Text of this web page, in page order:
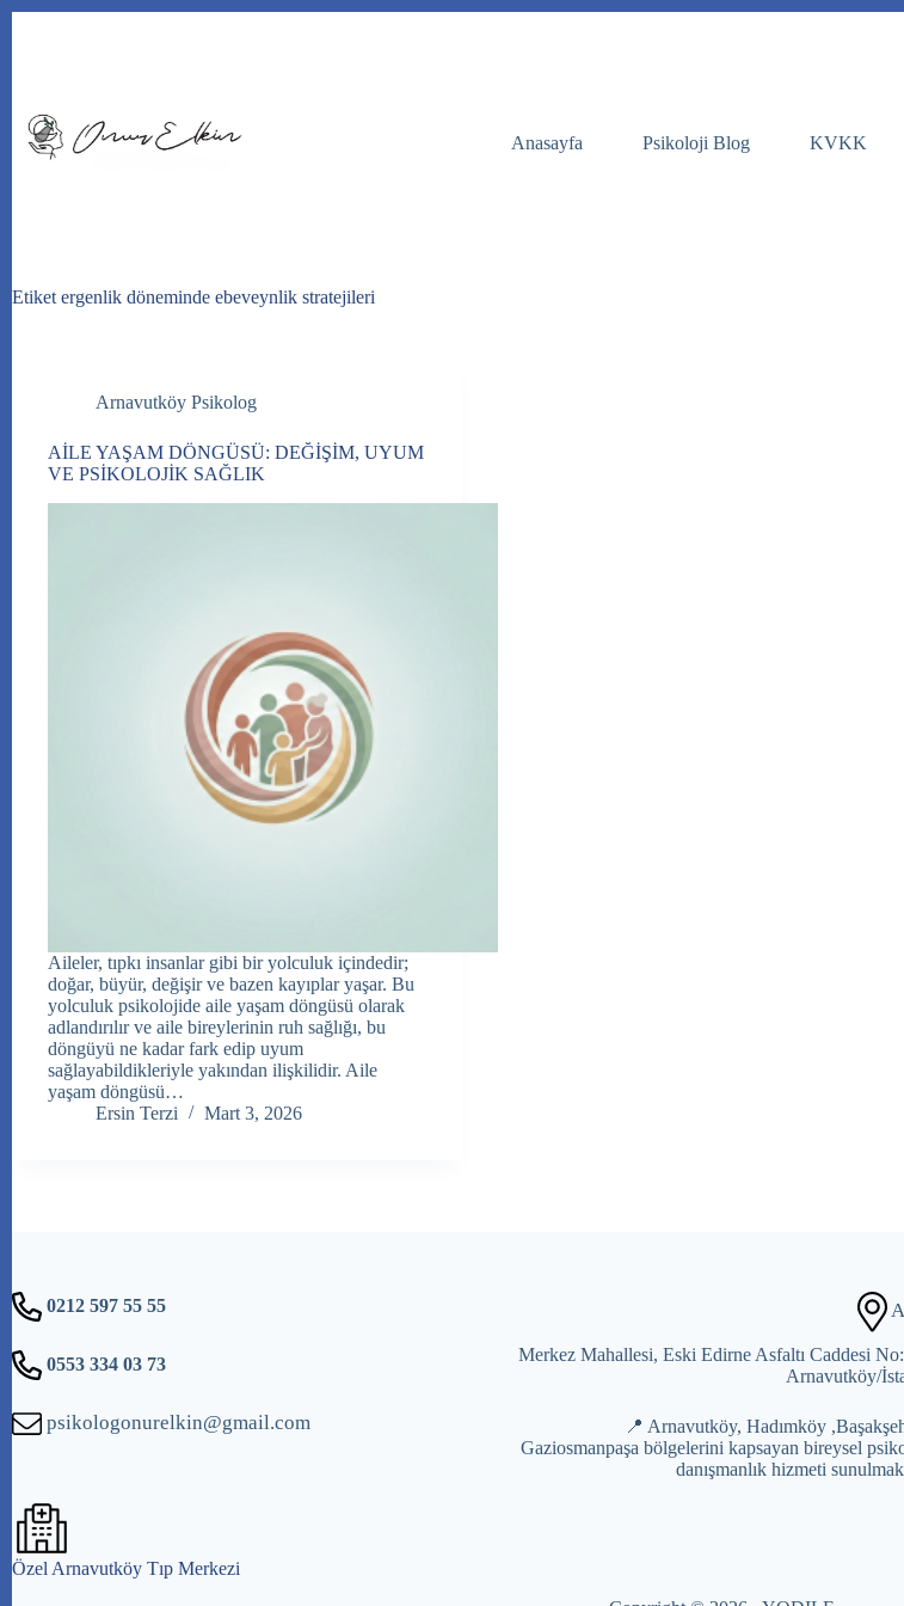
Anasayfa Psikoloji Blog KVKK
Etiket ergenlik döneminde ebeveynlik stratejileri
Arnavutköy Psikolog
AİLE YAŞAM DÖNGÜSÜ: DEĞİŞİM, UYUM
VE PSİKOLOJİK SAĞLIK
Aileler, tıpkı insanlar gibi bir yolculuk içindedir;
doğar, büyür, değişir ve bazen kayıplar yaşar. Bu
yolculuk psikolojide aile yaşam döngüsü olarak
adlandırılır ve aile bireylerinin ruh sağlığı, bu
döngüyü ne kadar fark edip uyum
sağlayabildikleriyle yakından ilişkilidir. Aile
yaşam döngüsü…
Ersin Terzi
Mart 3, 2026
0212 597 55 55
0553 334 03 73
psikologonurelkin@gmail.com
Özel Arnavutköy Tıp Merkezi
Merkez Mahallesi, Eski Edirne Asfaltı Caddesi
Arnavutköy/
📍 Arnavutköy, Hadımköy
Gaziosmanpaşa bölgelerini kapsayan bireysel
danışmanlık hizmeti